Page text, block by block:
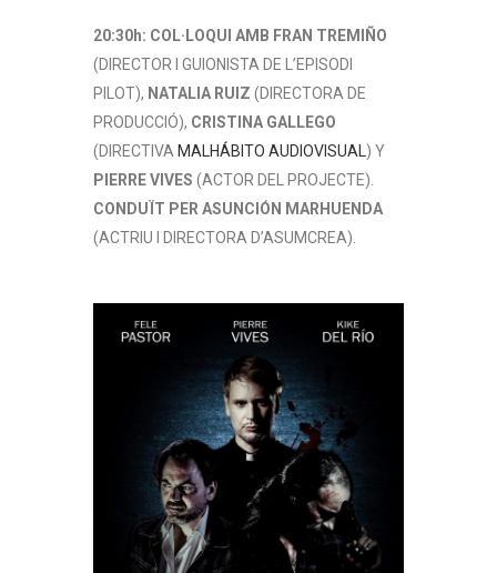
20:30h: COL·LOQUI AMB FRAN TREMIÑO
(DIRECTOR I GUIONISTA DE L’EPISODI
PILOT), NATALIA RUIZ (DIRECTORA DE
PRODUCCIÓ), CRISTINA GALLEGO
(DIRECTIVA MALHÁBITO AUDIOVISUAL) Y
PIERRE VIVES (ACTOR DEL PROJECTE).
CONDUÏT PER ASUNCIÓN MARHUENDA
(ACTRIU I DIRECTORA D’ASUMCREA).